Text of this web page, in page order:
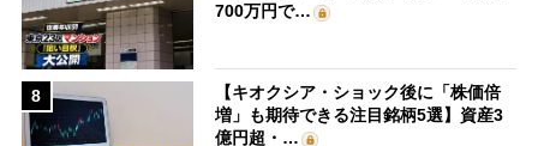
700万円で…
8
【キオクシア・ショック後に「株価倍
増」も期待できる注目銘柄5選】資産3
億円超・…